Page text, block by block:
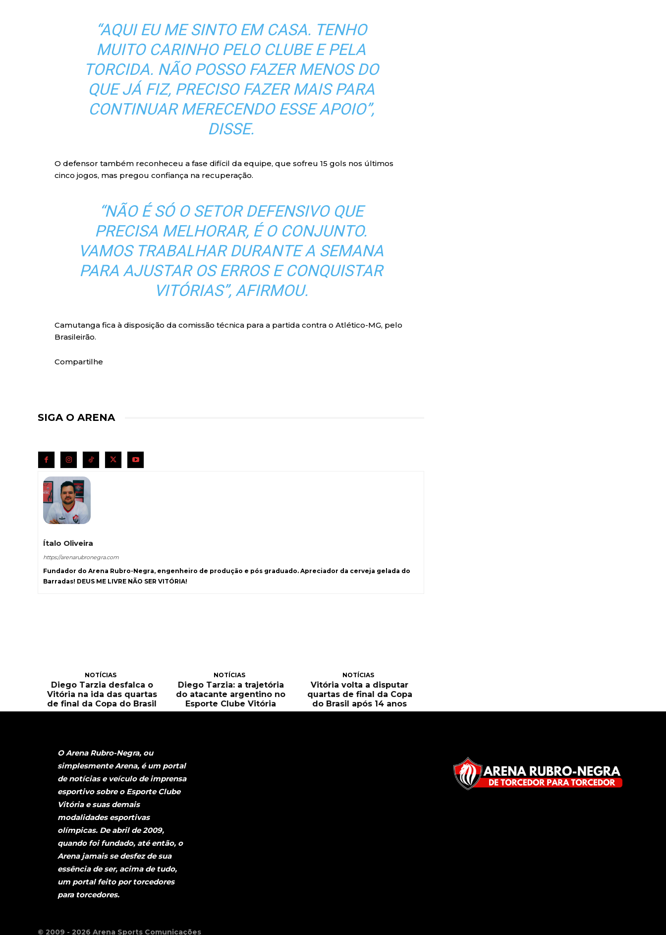
“AQUI EU ME SINTO EM CASA. TENHO
MUITO CARINHO PELO CLUBE E PELA
TORCIDA. NÃO POSSO FAZER MENOS DO
QUE JÁ FIZ, PRECISO FAZER MAIS PARA
CONTINUAR MERECENDO ESSE APOIO”,
DISSE.
O defensor também reconheceu a fase difícil da equipe, que sofreu 15 gols nos últimos
cinco jogos, mas pregou confiança na recuperação.
“NÃO É SÓ O SETOR DEFENSIVO QUE
PRECISA MELHORAR, É O CONJUNTO.
VAMOS TRABALHAR DURANTE A SEMANA
PARA AJUSTAR OS ERROS E CONQUISTAR
VITÓRIAS”, AFIRMOU.
Camutanga fica à disposição da comissão técnica para a partida contra o Atlético-MG, pelo
Brasileirão.
Compartilhe
SIGA O ARENA
Ítalo Oliveira
https://arenarubronegra.com
Fundador do Arena Rubro-Negra, engenheiro de produção e pós graduado. Apreciador da cerveja gelada do
Barradas! DEUS ME LIVRE NÃO SER VITÓRIA!
NOTÍCIAS
Diego Tarzia desfalca o
Vitória na ida das quartas
de final da Copa do Brasil
NOTÍCIAS
Diego Tarzia: a trajetória
do atacante argentino no
Esporte Clube Vitória
NOTÍCIAS
Vitória volta a disputar
quartas de final da Copa
do Brasil após 14 anos
O Arena Rubro-Negra, ou
simplesmente Arena, é um portal
de notícias e veículo de imprensa
esportivo sobre o Esporte Clube
Vitória e suas demais
modalidades esportivas
olímpicas. De abril de 2009,
quando foi fundado, até então, o
Arena jamais se desfez de sua
essência de ser, acima de tudo,
um portal feito por torcedores
para torcedores.
© 2009 - 2026 Arena Sports Comunicações